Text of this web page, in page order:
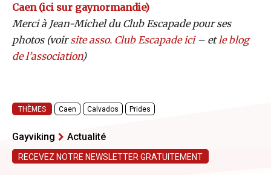
Caen (ici sur gaynormandie)
Merci à Jean-Michel du Club Escapade pour ses
photos (voirsite asso. Club Escapade ici– et le blog
de l’association)
THÈMES Caen Calvados Prides
Gayviking Actualité
RECEVEZ NOTRE NEWSLETTER GRATUITEMENT